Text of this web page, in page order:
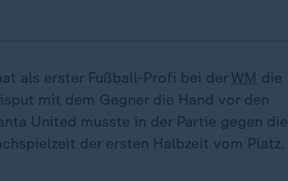
als erster Fußball-Profi bei der WM die
mit dem Gegner die Hand vor den
United musste in der Partie gegen die
der ersten Halbzeit vom Platz.